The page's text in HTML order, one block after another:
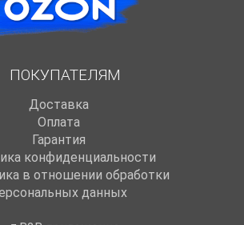
ПОКУПАТЕЛЯМ
Доставка
Оплата
Гарантия
конфиденциальности
в отношении обработки
данных